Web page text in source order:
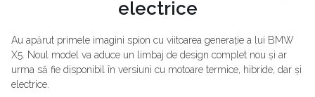
electrice
Au apărut primele imagini spion cu viitoarea generație a lui BMW
X5. Noul model va aduce un limbaj de design complet nou și ar
urma să fie disponibil în versiuni cu motoare termice, hibride, dar și
electrice.